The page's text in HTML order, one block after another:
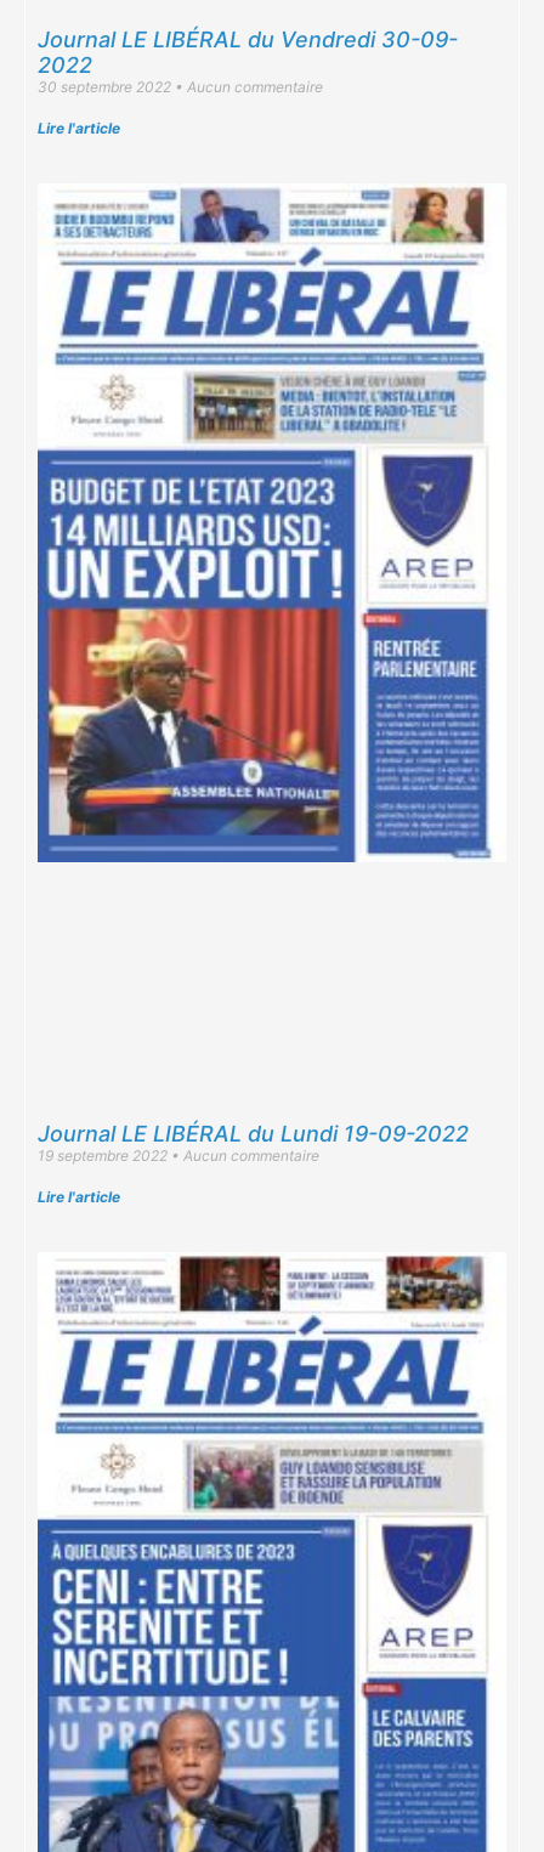
Journal LE LIBÉRAL du Vendredi 30-09-
2022
30 septembre 2022 Aucun commentaire
Lire l'article
Journal LE LIBÉRAL du Lundi 19-09-2022
19 septembre 2022 Aucun commentaire
Lire l'article